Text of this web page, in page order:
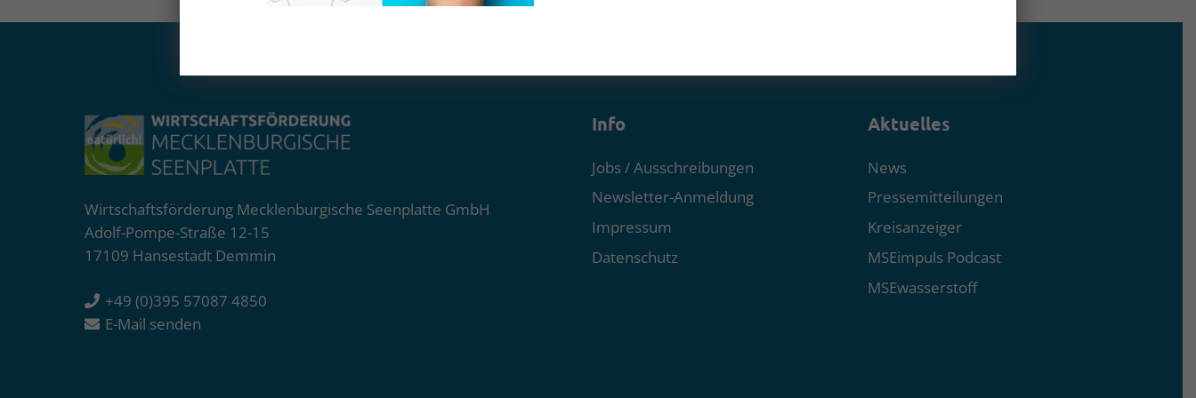
Wirtschaftsförderung Mecklenburgische Seenplatte GmbH
Adolf-Pompe-Straße 12-15
17109 Hansestadt Demmin
+49 (0)395 57087 4850
E-Mail senden
Info
Jobs / Ausschreibungen
Newsletter-Anmeldung
Impressum
Datenschutz
Aktuelles
News
Pressemitteilungen
Kreisanzeiger
MSEimpuls Podcast
MSEwasserstoff